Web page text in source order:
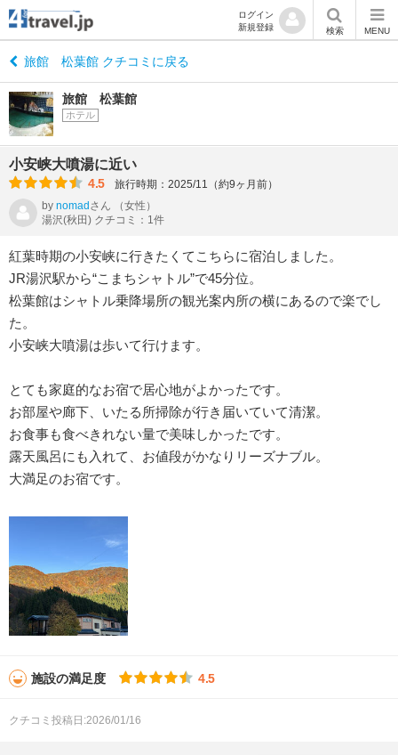
ログイン
新規登録
検索 MENU
旅館 松葉館 クチコミに戻る
旅館 松葉館
ホテル
小安峡大噴湯に近い
4.5
旅行時期：2025/11（約9ヶ月前）
by nomad さん
（女性）
湯沢(秋田) クチコミ：1件
紅葉時期の小安峡に行きたくてこちらに宿泊しました。
JR湯沢駅から“こまちシャトル”で45分位。
松葉館はシャトル乗降場所の観光案内所の横にあるので楽でし
た。
小安峡大噴湯は歩いて行けます。
とても家庭的なお宿で居心地がよかったです。
お部屋や廊下、いたる所掃除が行き届いていて清潔。
お食事も食べきれない量で美味しかったです。
露天風呂にも入れて、お値段がかなりリーズナブル。
大満足のお宿です。
施設の満足度 4.5
クチコミ投稿日:2026/01/16